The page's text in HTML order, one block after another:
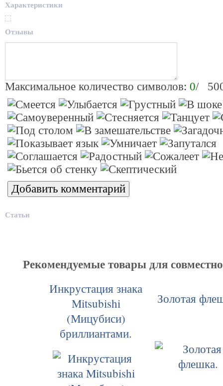
Характеристики
Отзывы
Максимальное количество символов: 0/
Статьи
Рекомендуемые товары для
Инкрустация знака
Mitsubishi
(Мицубиси)
бриллиантами.
Золотая